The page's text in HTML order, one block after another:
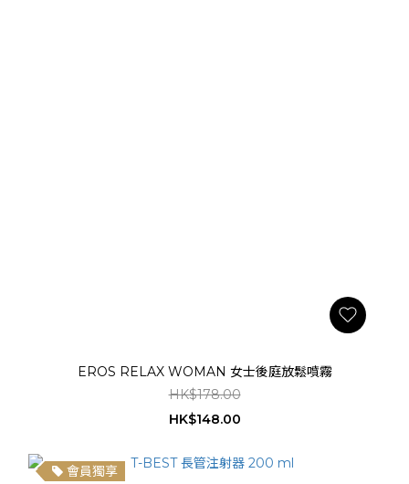
EROS RELAX WOMAN 女士後庭放鬆噴霧
HK$178.00
HK$148.00
會員獨享